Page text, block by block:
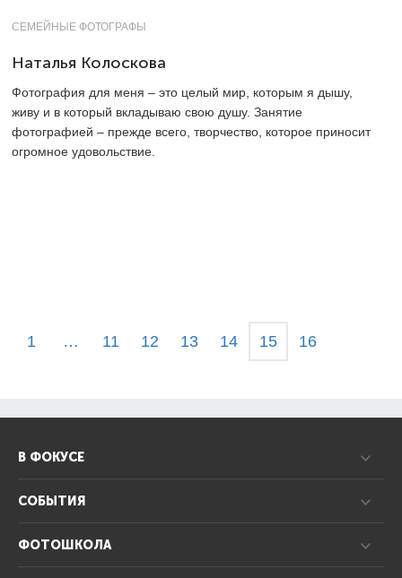
СЕМЕЙНЫЕ ФОТОГРАФЫ
Наталья Колоскова
Фотография для меня – это целый мир, которым я дышу,
живу и в который вкладываю свою душу. Занятие
фотографией – прежде всего, творчество, которое приносит
огромное удовольствие.
1 … 11 12 13 14 15 16
В ФОКУСЕ
СОБЫТИЯ
ФОТОШКОЛА